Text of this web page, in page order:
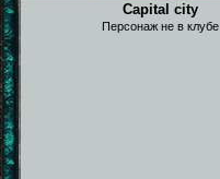
Capital city
Персонаж не в клубе